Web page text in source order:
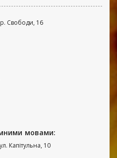
Свободи, 16
мовами:
Капітульна, 10